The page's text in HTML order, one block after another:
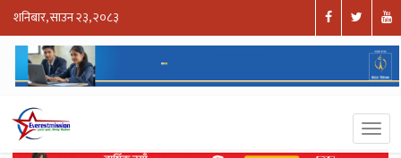
शनिबार, साउन २३, २०८३